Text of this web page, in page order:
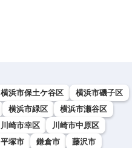
横浜市保土ケ谷区
横浜市磯子区
横浜市緑区
横浜市瀬谷区
川崎市幸区
川崎市中原区
平塚市 鎌倉市
藤沢市